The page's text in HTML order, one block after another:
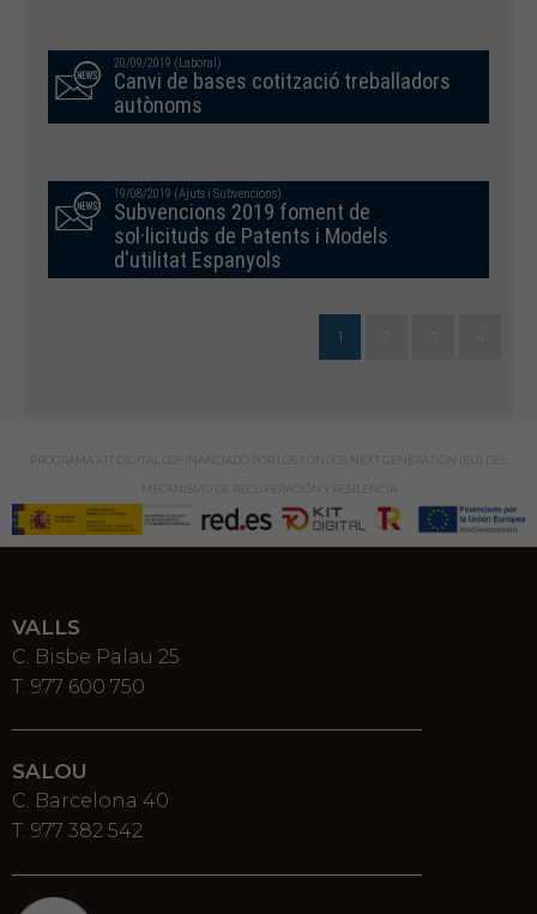
20/09/2019 (Laboral)
Canvi de bases cotització treballadors
autònoms
19/08/2019 (Ajuts i Subvencions)
Subvencions 2019 foment de
sol·licituds de Patents i Models
d'utilitat Espanyols
1
PROGRAMA KIT DIGITAL COFINANCIADO POR LOS FONDOS NEXT GENERATION (EU) DEL
MECANISMO DE RECUPERACIÓN Y RESILENCIA
VALLS
C. Bisbe Palau 25
T. 977 600 750
SALOU
C. Barcelona 40
T. 977 382 542